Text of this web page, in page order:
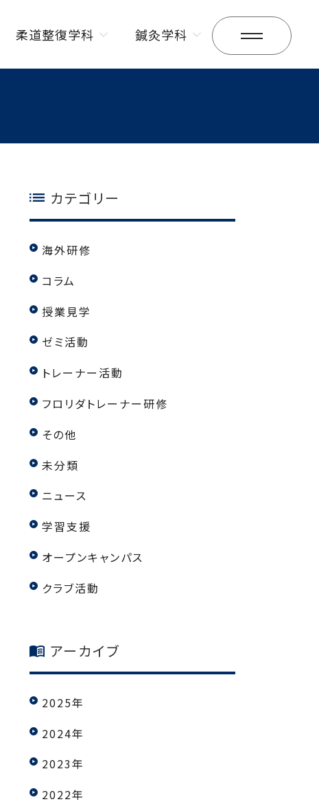
柔道整復学科 鍼灸学科
カテゴリー
海外研修
コラム
授業見学
ゼミ活動
トレーナー活動
フロリダトレーナー研修
その他
未分類
ニュース
学習支援
オープンキャンパス
クラブ活動
アーカイブ
2025年
2024年
2023年
2022年